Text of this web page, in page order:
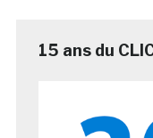
15 ans du